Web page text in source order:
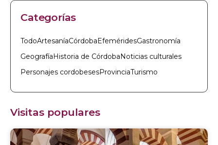
Categorías
TodoArtesaníaCórdobaEfeméridesGastronomía
GeografíaHistoria de CórdobaNoticias culturales
Personajes cordobesesProvinciaTurismo
Visitas populares